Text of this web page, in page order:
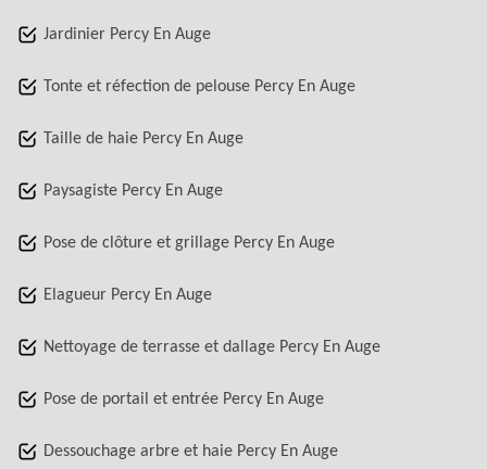
Jardinier Percy En Auge
Tonte et réfection de pelouse Percy En Auge
Taille de haie Percy En Auge
Paysagiste Percy En Auge
Pose de clôture et grillage Percy En Auge
Elagueur Percy En Auge
Nettoyage de terrasse et dallage Percy En Auge
Pose de portail et entrée Percy En Auge
Dessouchage arbre et haie Percy En Auge